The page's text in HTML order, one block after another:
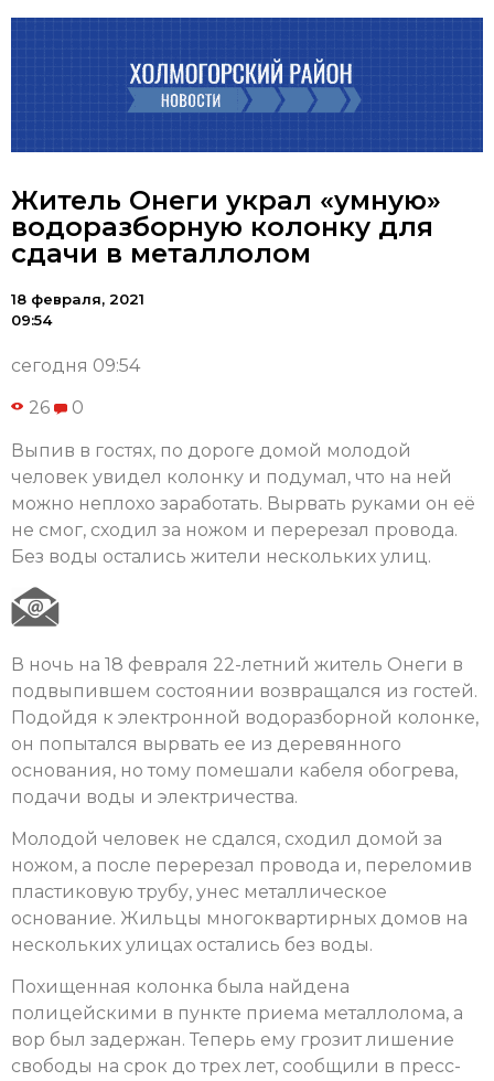
Житель Онеги украл «умную»
водоразборную колонку для
сдачи в металлолом
18 февраля, 2021
09:54
сегодня 09:54
26 0
Выпив в гостях, по дороге домой молодой
человек увидел колонку и подумал, что на ней
можно неплохо заработать. Вырвать руками он её
не смог, сходил за ножом и перерезал провода.
Без воды остались жители нескольких улиц.
В ночь на 18 февраля 22-летний житель Онеги в
подвыпившем состоянии возвращался из гостей.
Подойдя к электронной водоразборной колонке,
он попытался вырвать ее из деревянного
основания, но тому помешали кабеля обогрева,
подачи воды и электричества.
Молодой человек не сдался, сходил домой за
ножом, а после перерезал провода и, переломив
пластиковую трубу, унес металлическое
основание. Жильцы многоквартирных домов на
нескольких улицах остались без воды.
Похищенная колонка была найдена
полицейскими в пункте приема металлолома, а
вор был задержан. Теперь ему грозит лишение
свободы на срок до трех лет, сообщили в пресс-